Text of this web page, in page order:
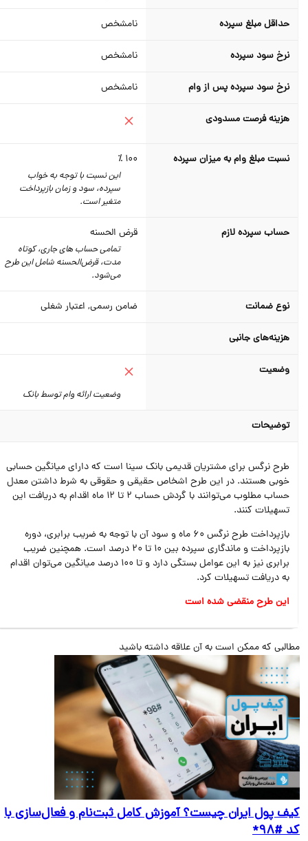
حداقل مبلغ سپرده نامشخص
نرخ سود سپرده نامشخص
نرخ سود سپرده پس از وام نامشخص
هزینه فرصت مسدودی
نسبت مبلغ وام به میزان سپرده
این نسبت با توجه به خواب
سپرده، سود و زمان بازپرداخت
متغیر است.
حساب سپرده لازم قرض الحسنه
تمامی حساب های جاری، کوتاه
مدت، قرض‌الحسنه شامل این طرح
می‌شود.
نوع ضمانت ضامن رسمی, اعتبار شغلی
هزینه‌های جانبی
وضعیت
وضعیت ارائه وام توسط بانک
توضیحات
طرح نرگس برای مشتریان قدیمی بانک سینا است که دارای میانگین حسابی
خوبی هستند. در این طرح اشخاص حقیقی و حقوقی به شرط داشتن معدل
حساب مطلوب می‌توانند با گردش حساب 2 تا 12 ماه اقدام به دریافت این
تسهیلات کنند.
بازپرداخت طرح نرگس 60 ماه و سود آن با توجه به ضریب برابری، دوره
بازپرداخت و ماندگاری سپرده بین 10 تا 20 درصد است. همچنین ضریب
برابری نیز به این عوامل بستگی دارد و تا 100 درصد میانگین می‌‌توان اقدام
به دریافت تسهیلات کرد.
این طرح منقضی شده است
که ممکن است به آن علاقه داشته باشید
پول ایران چیست؟ آموزش کامل ثبت‌نام و فعال‌سازی با